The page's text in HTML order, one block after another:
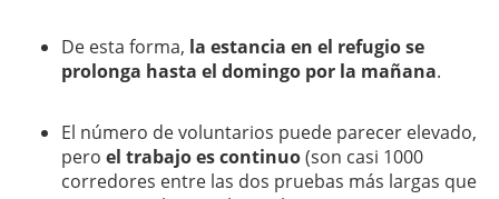
De esta forma, la estancia en el refugio se
prolonga hasta el domingo por la mañana.
El número de voluntarios puede parecer elevado,
pero el trabajo es continuo(son casi 1000
corredores entre las dos pruebas más largas que